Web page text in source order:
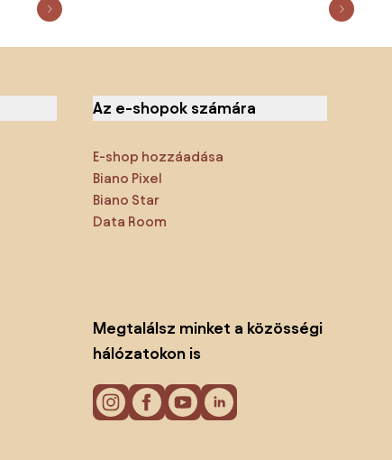
Az e-shopok számára
E-shop hozzáadása
Biano Pixel
Biano Star
Data Room
Megtalálsz minket a közösségi
hálózatokon is